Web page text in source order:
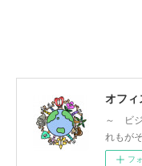
オフ
～ ビ
れもが
フ